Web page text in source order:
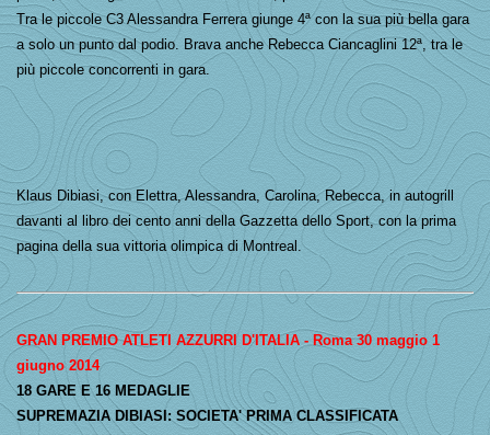
Tra le piccole C3 Alessandra Ferrera giunge 4ª con la sua più bella gara
a solo un punto dal podio. Brava anche Rebecca Ciancaglini 12ª, tra le
più piccole concorrenti in gara.
Klaus Dibiasi, con Elettra, Alessandra, Carolina, Rebecca, in autogrill
davanti al libro dei cento anni della Gazzetta dello Sport, con la prima
pagina della sua vittoria olimpica di Montreal.
GRAN PREMIO ATLETI AZZURRI D'ITALIA - Roma 30 maggio 1
giugno 2014
18 GARE E 16 MEDAGLIE
SUPREMAZIA DIBIASI: SOCIETA' PRIMA CLASSIFICATA